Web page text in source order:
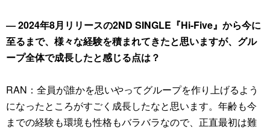
― 2024年8月リリースの2ND SINGLE『Hi-Five』から今に
至るまで、様々な経験を積まれてきたと思いますが、グル
ープ全体で成長したと感じる点は？
RAN：全員が誰かを思いやってグループを作り上げるよう
になったところがすごく成長したなと思います。年齢も今
までの経験も環境も性格もバラバラなので、正直最初は難